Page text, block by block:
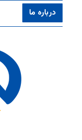
درباره ما